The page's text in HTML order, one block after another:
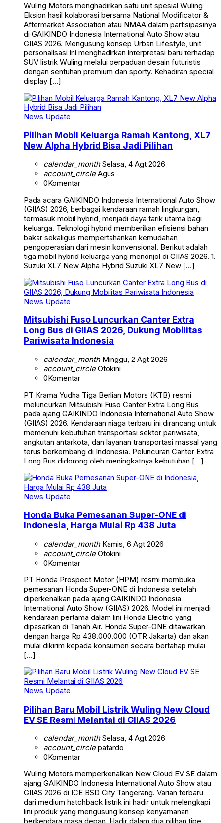
Wuling Motors menghadirkan satu unit spesial Wuling
Eksion hasil kolaborasi bersama National Modificator &
Aftermarket Association atau NMAA dalam partisipasinya
di GAIKINDO Indonesia International Auto Show atau
GIIAS 2026. Mengusung konsep Urban Lifestyle, unit
personalisasi ini menghadirkan interpretasi baru terhadap
SUV listrik Wuling melalui perpaduan desain futuristis
dengan sentuhan premium dan sporty. Kehadiran special
display […]
News Update
Pilihan Mobil Keluarga Ramah Kantong, XL7
New Alpha Hybrid Bisa Jadi Pilihan
calendar_monthSelasa, 4 Agt 2026
account_circleAgus
0Komentar
Pada acara GAIKINDO Indonesia International Auto Show
(GIIAS) 2026, berbagai kendaraan ramah lingkungan,
termasuk mobil hybrid, menjadi daya tarik utama bagi
keluarga. Teknologi hybrid memberikan efisiensi bahan
bakar sekaligus mempertahankan kemudahan
pengoperasian dari mesin konvensional. Berikut adalah
tiga mobil hybrid keluarga yang menonjol di GIIAS 2026. 1.
Suzuki XL7 New Alpha Hybrid Suzuki XL7 New […]
News Update
Mitsubishi Fuso Luncurkan Canter Extra
Long Bus di GIIAS 2026, Dukung Mobilitas
Pariwisata Indonesia
calendar_monthMinggu, 2 Agt 2026
account_circleOtokini
0Komentar
PT Krama Yudha Tiga Berlian Motors (KTB) resmi
meluncurkan Mitsubishi Fuso Canter Extra Long Bus
pada ajang GAIKINDO Indonesia International Auto Show
(GIIAS) 2026. Kendaraan niaga terbaru ini dirancang untuk
memenuhi kebutuhan transportasi sektor pariwisata,
angkutan antarkota, dan layanan transportasi massal yang
terus berkembang di Indonesia. Peluncuran Canter Extra
Long Bus didorong oleh meningkatnya kebutuhan […]
News Update
Honda Buka Pemesanan Super-ONE di
Indonesia, Harga Mulai Rp 438 Juta
calendar_monthKamis, 6 Agt 2026
account_circleOtokini
0Komentar
PT Honda Prospect Motor (HPM) resmi membuka
pemesanan Honda Super-ONE di Indonesia setelah
diperkenalkan pada ajang GAIKINDO Indonesia
International Auto Show (GIIAS) 2026. Model ini menjadi
kendaraan pertama dalam lini Honda Electric yang
dipasarkan di Tanah Air. Honda Super-ONE ditawarkan
dengan harga Rp 438.000.000 (OTR Jakarta) dan akan
mulai dikirim kepada konsumen secara bertahap mulai
[…]
News Update
Pilihan Baru Mobil Listrik Wuling New Cloud
EV SE Resmi Melantai di GIIAS 2026
calendar_monthSelasa, 4 Agt 2026
account_circlepatardo
0Komentar
Wuling Motors memperkenalkan New Cloud EV SE dalam
ajang GAIKINDO Indonesia International Auto Show atau
GIIAS 2026 di ICE BSD City Tangerang. Varian terbaru
dari medium hatchback listrik ini hadir untuk melengkapi
lini produk yang mengusung konsep kenyamanan
berkendara masa depan. Hadir dalam dua pilihan tipe